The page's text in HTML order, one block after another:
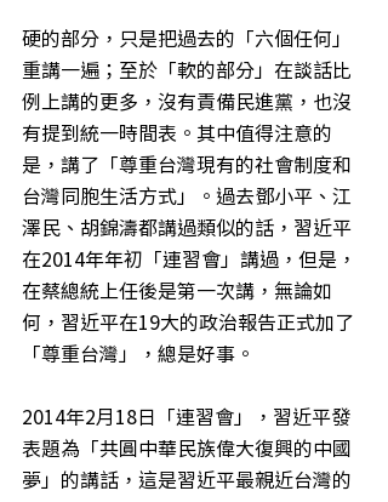
硬的部分，只是把過去的「六個任何」
重講一遍；至於「軟的部分」在談話比
例上講的更多，沒有責備民進黨，也沒
有提到統一時間表。其中值得注意的
是，講了「尊重台灣現有的社會制度和
台灣同胞生活方式」。過去鄧小平、江
澤民、胡錦濤都講過類似的話，習近平
在2014年年初「連習會」講過，但是，
在蔡總統上任後是第一次講，無論如
何，習近平在19大的政治報告正式加了
「尊重台灣」，總是好事。
2014年2月18日「連習會」，習近平發
表題為「共圓中華民族偉大復興的中國
夢」的講話，這是習近平最親近台灣的